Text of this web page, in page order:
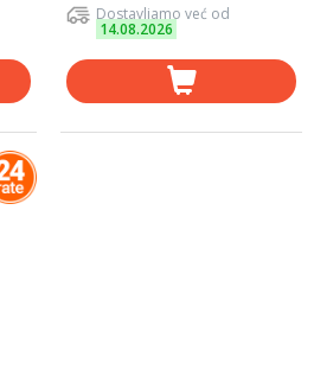
Dostavljamo već od
14.08.2026